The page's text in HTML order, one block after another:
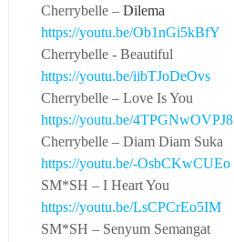
Cherrybelle – Dilema
https://youtu.be/Ob1nGi5kBfY
Cherrybelle - Beautiful
https://youtu.be/iibTJoDeOvs
Cherrybelle – Love Is You
https://youtu.be/4TPGNwOVPJ8
Cherrybelle – Diam Diam Suka
https://youtu.be/-OsbCKwCUEo
SM*SH – I Heart You
https://youtu.be/LsCPCrEo5IM
SM*SH – Senyum Semangat